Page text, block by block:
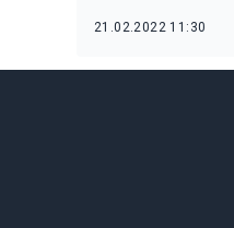
21.02.2022 11:30